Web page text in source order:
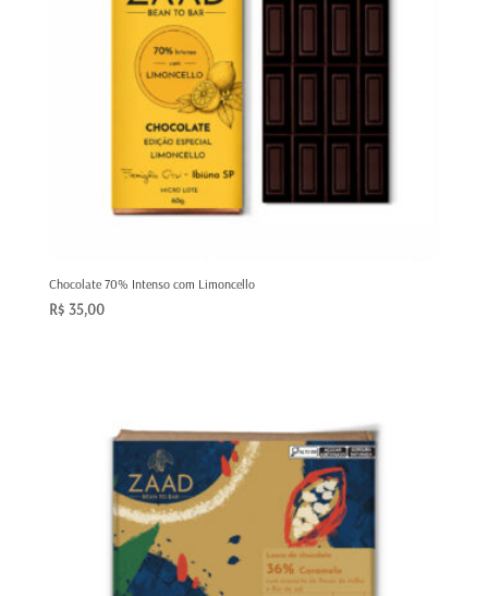
Chocolate 70% Intenso com Limoncello
R$35,00